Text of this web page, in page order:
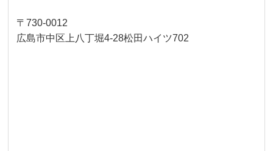
〒730-0012
広島市中区上八丁堀4-28松田ハイツ702